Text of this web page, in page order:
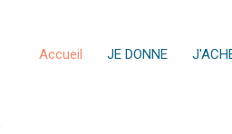
Accueil JE DONNE